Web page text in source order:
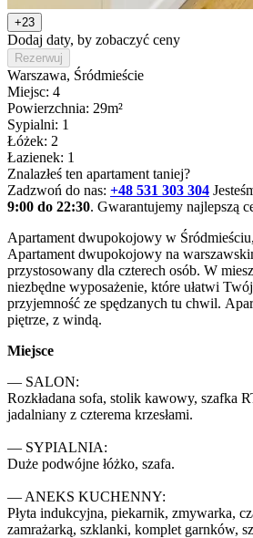
+23
Dodaj daty, by zobaczyć ceny
Rezerwuj
Warszawa, Śródmieście
Miejsc: 4
Powierzchnia: 29m²
Sypialni: 1
Łóżek: 2
Łazienek: 1
Znalazłeś ten apartament taniej?
Zadzwoń do nas: +48 531 303 304
9:00 do 22:30. Gwarantujemy najlepszą
Apartament dwupokojowy w
Apartament dwupokojowy na
przystosowany dla czterech osób. W
niezbędne wyposażenie, które ułatwi
przyjemność ze spędzanych tu chwil.
piętrze, z windą.
Miejsce
— SALON:
Rozkładana sofa, stolik kawowy, szafka
jadalniany z czterema krzesłami.
— SYPIALNIA:
Duże podwójne łóżko, szafa.
— ANEKS KUCHENNY:
Płyta indukcyjna, piekarnik, zmywarka,
zamrażarką, szklanki, komplet garnków,